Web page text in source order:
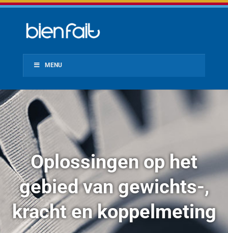
MENU
Oplossingen op het
gebied van gewichts-,
kracht en koppelmeting